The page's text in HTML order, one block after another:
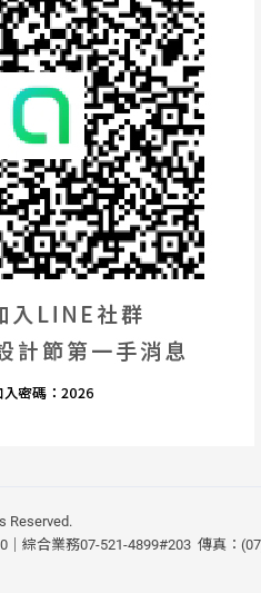
Reserved.
綜合業務07-521-4899#203 傳真：